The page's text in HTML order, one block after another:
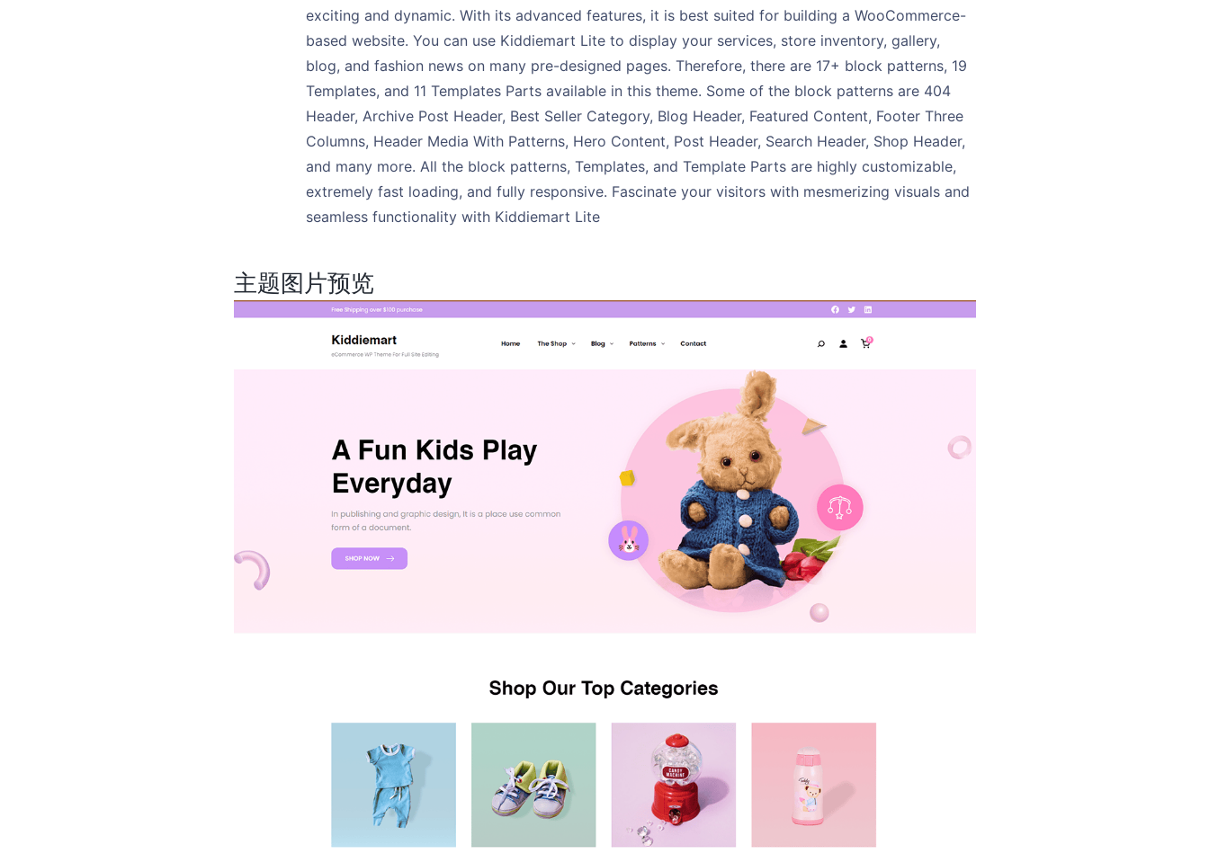
exciting and dynamic. With its advanced features, it is best suited for building a WooCommerce-
based website. You can use Kiddiemart Lite to display your services, store inventory, gallery,
blog, and fashion news on many pre-designed pages. Therefore, there are 17+ block patterns, 19
Templates, and 11 Templates Parts available in this theme. Some of the block patterns are 404
Header, Archive Post Header, Best Seller Category, Blog Header, Featured Content, Footer Three
Columns, Header Media With Patterns, Hero Content, Post Header, Search Header, Shop Header,
and many more. All the block patterns, Templates, and Template Parts are highly customizable,
extremely fast loading, and fully responsive. Fascinate your visitors with mesmerizing visuals and
seamless functionality with Kiddiemart Lite
主题图片预览